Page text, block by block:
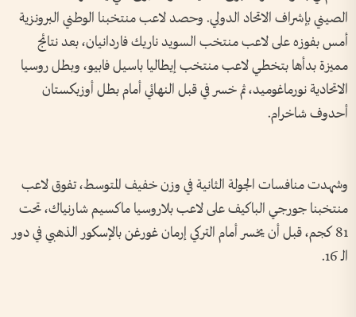
الصيني بإشراف الاتحاد الدولي. وحصد لاعب منتخبنا الوطني البرونزية
أمس بفوزه على لاعب منتخب السويد ناريك فاردانيان، بعد نتائج
مميزة بدأها بتخطي لاعب منتخب إيطاليا باسيل فابيو، وبطل روسيا
الاتحادية نورماغوميد، ثم خسر في قبل النهائي أمام بطل أوزبكستان
أحدوف شاخرام.
وشهدت منافسات الجولة الثانية في وزن خفيف المتوسط، تفوق لاعب
منتخبنا جورجي الباكيف على لاعب بلاروسيا ماكسيم شارنياك، تحت
81 كجم، قبل أن يخسر أمام التركي إرمان غورغن بالإسكور الذهبي في دور
الـ 16.